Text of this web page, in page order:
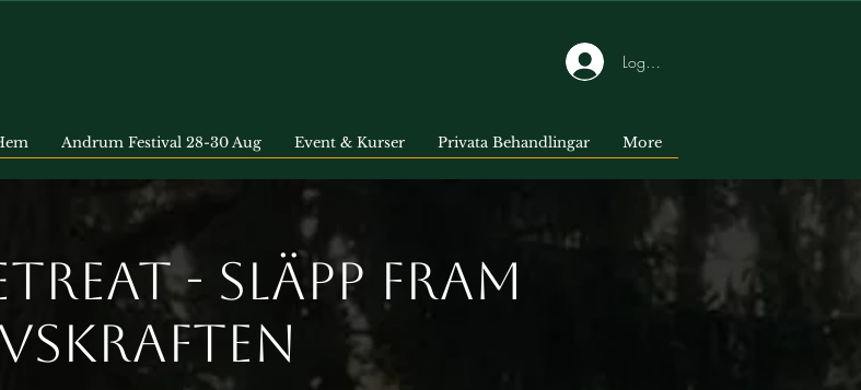
Logga in
Andrum Festival 28-30 Aug Event & Kurser Privata Behandlingar More
- släpp fram